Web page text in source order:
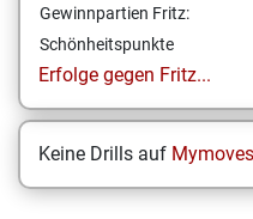
Gewinnpartien Fritz:
Schönheitspunkte
Erfolge gegen Fritz...
Keine Drills auf